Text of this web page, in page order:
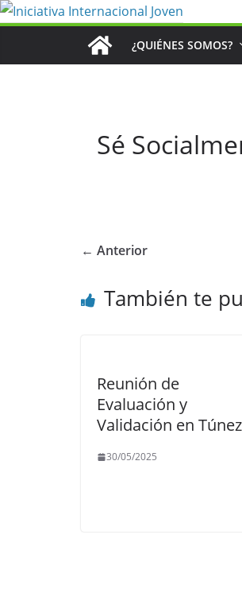
Saltar
¿QUIÉNES SOMOS?
Sé
← Anterior
También te
Reunión de
Evaluación y
Validación en Túnez
30/05/2025